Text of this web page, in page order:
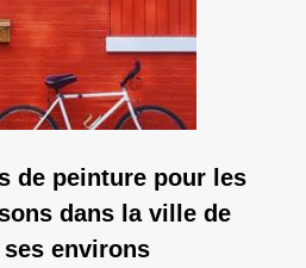
de peinture pour les
dans la ville de
ses environs